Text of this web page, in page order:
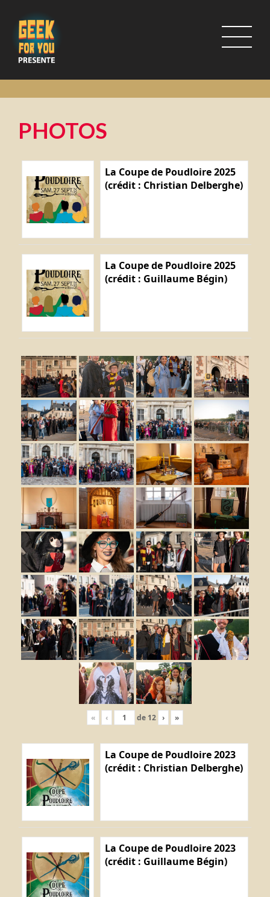
PHOTOS
La Coupe de Poudloire 2025
(crédit : Christian Delberghe)
La Coupe de Poudloire 2025
(crédit : Guillaume Bégin)
« ‹ de 12 › »
La Coupe de Poudloire 2023
(crédit : Christian Delberghe)
La Coupe de Poudloire 2023
(crédit : Guillaume Bégin)